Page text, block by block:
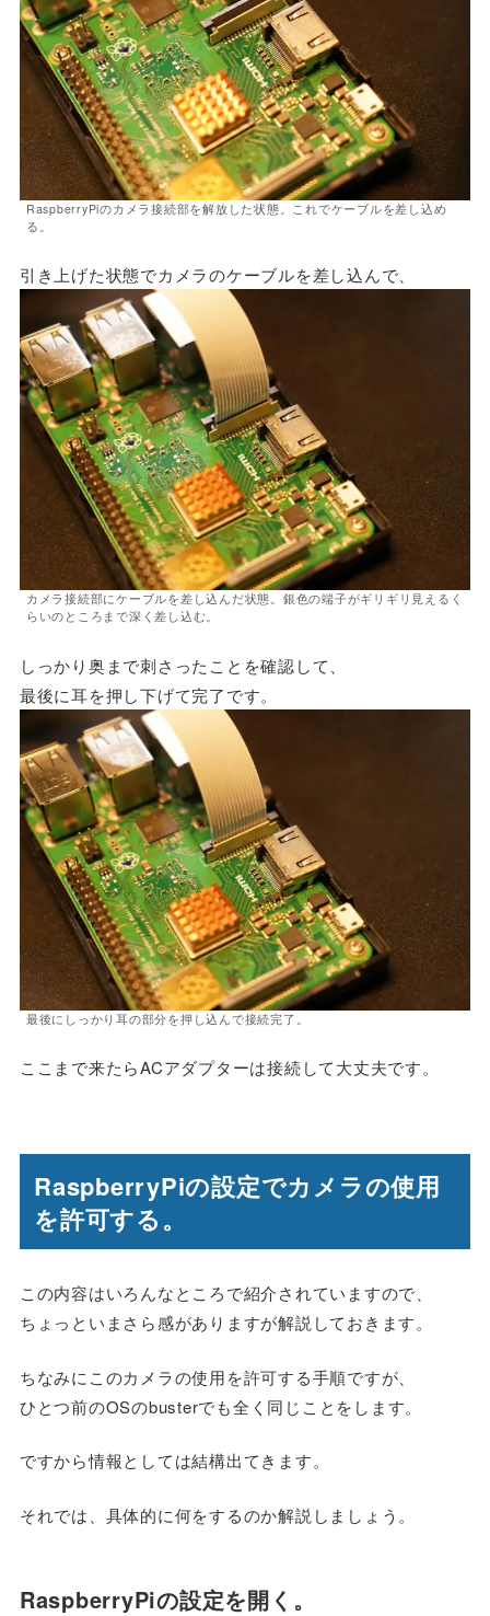
RaspberryPiのカメラ接続部を解放した状態。これでケーブルを差し込め
る。
引き上げた状態でカメラのケーブルを差し込んで、
カメラ接続部にケーブルを差し込んだ状態。銀色の端子がギリギリ見えるく
らいのところまで深く差し込む。
しっかり奥まで刺さったことを確認して、
最後に耳を押し下げて完了です。
最後にしっかり耳の部分を押し込んで接続完了。
ここまで来たらACアダプターは接続して大丈夫です。
RaspberryPiの設定でカメラの使用
を許可する。
この内容はいろんなところで紹介されていますので、
ちょっといまさら感がありますが解説しておきます。
ちなみにこのカメラの使用を許可する手順ですが、
ひとつ前のOSのbusterでも全く同じことをします。
ですから情報としては結構出てきます。
それでは、具体的に何をするのか解説しましょう。
RaspberryPiの設定を開く。